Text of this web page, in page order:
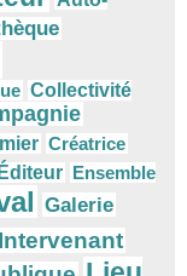
Collectivité
Créatrice
Éditeur Ensemble
Galerie
Intervenant